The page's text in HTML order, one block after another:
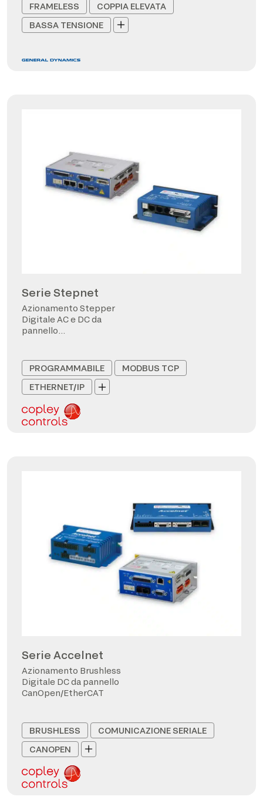
FRAMELESS
COPPIA ELEVATA
BASSA TENSIONE
Serie Stepnet
Azionamento Stepper
Digitale AC e DC da
pannello
PROGRAMMABILE
MODBUS TCP
ETHERNET/IP
Serie Accelnet
Azionamento Brushless
Digitale DC da pannello
CanOpen/EtherCAT
BRUSHLESS
COMUNICAZIONE SERIALE
CANOPEN